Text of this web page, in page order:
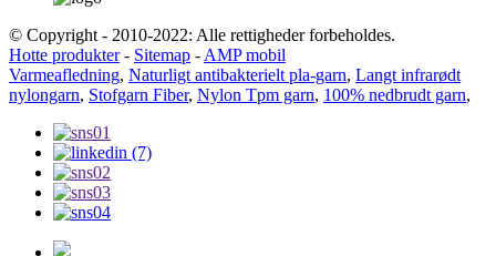
© Copyright - 2010-2022: Alle rettigheder forbeholdes.
Hotte produkter- Sitemap - AMP mobil
Varmeafledning, Naturligt antibakterielt pla-garn, Langt infrarødt
nylongarn, Stofgarn Fiber, Nylon Tpm garn, 100% nedbrudt garn,